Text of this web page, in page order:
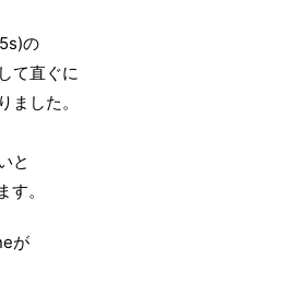
の
て直ぐに
ました。
と
。
が